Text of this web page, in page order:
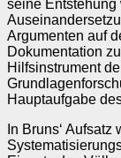
seine
Argumenten auf
Dokumentation
Hilfsinstrument
Hauptaufgabe
In Bruns‘